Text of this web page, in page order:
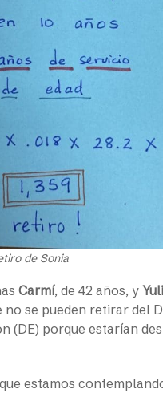
de Sonia
Carmí, de 42 años, y
no se pueden retirar del
(DE) porque estarían
que estamos